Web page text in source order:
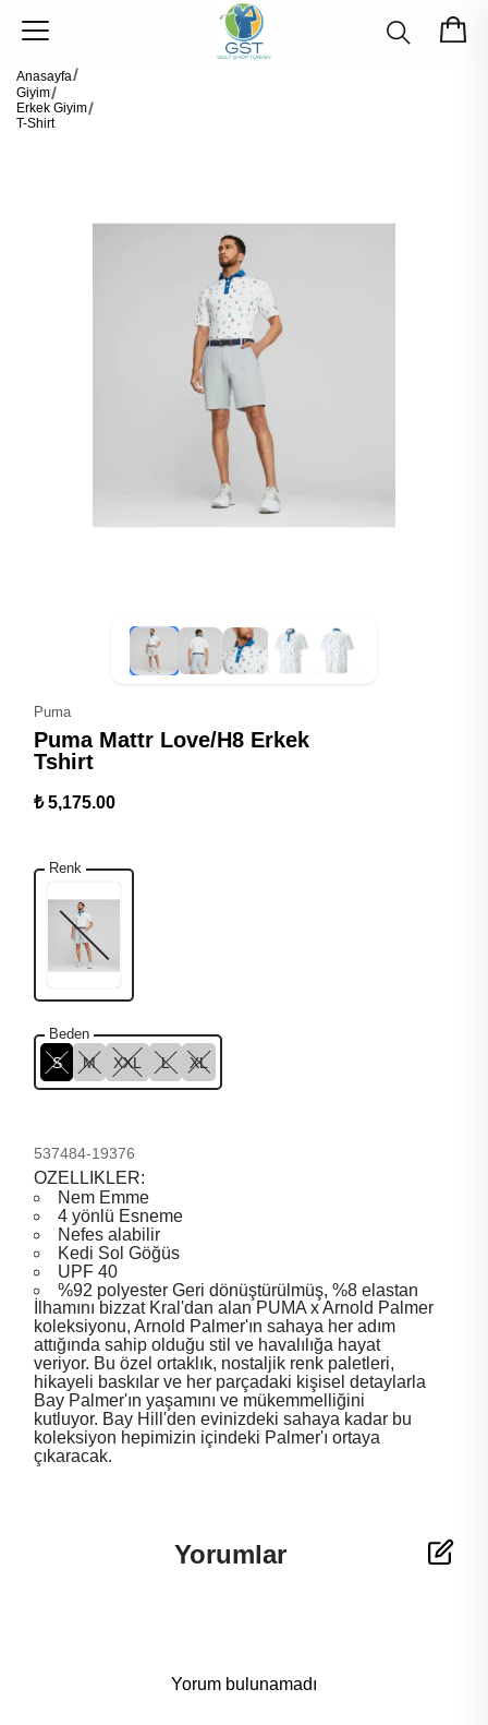
Anasayfa
Giyim
Erkek Giyim
T-Shirt
Puma
Puma Mattr Love/H8 Erkek
Tshirt
₺ 5,175.00
Renk
Beden
S M XXL L XL
537484-19376
ÖZELLİKLER:
Nem Emme
4 yönlü Esneme
Nefes alabilir
Kedi Sol Göğüs
UPF 40
%92 polyester Geri dönüştürülmüş, %8 elastan
İlhamını bizzat Kral'dan alan PUMA x Arnold Palmer
koleksiyonu, Arnold Palmer'ın sahaya her adım
attığında sahip olduğu stil ve havalılığa hayat
veriyor. Bu özel ortaklık, nostaljik renk paletleri,
hikayeli baskılar ve her parçadaki kişisel detaylarla
Bay Palmer'ın yaşamını ve mükemmelliğini
kutluyor. Bay Hill'den evinizdeki sahaya kadar bu
koleksiyon hepimizin içindeki Palmer'ı ortaya
çıkaracak.
Yorumlar
Yorum bulunamadı